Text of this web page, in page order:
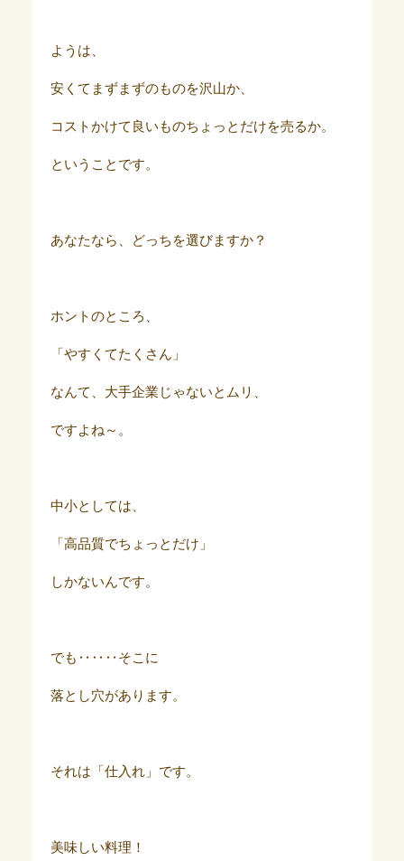
ようは、
安くてまずまずのものを沢山か、
コストかけて良いものちょっとだけを売るか。
ということです。
あなたなら、どっちを選びますか？
ホントのところ、
「やすくてたくさん」
なんて、大手企業じゃないとムリ、
ですよね～。
中小としては、
「高品質でちょっとだけ」
しかないんです。
でも‥‥‥そこに
落とし穴があります。
それは「仕入れ」です。
美味しい料理！